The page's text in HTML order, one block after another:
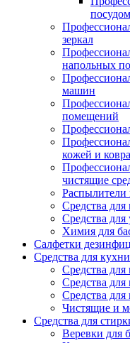
зеркал
напольных
машин
помещений
кожей и
чистящие
Распылители
Средства
Средства для
Химия для
Салфетки
Средства для кухни
Средства
Средства
Средства
Чистящие и
Средства для
Веревки для